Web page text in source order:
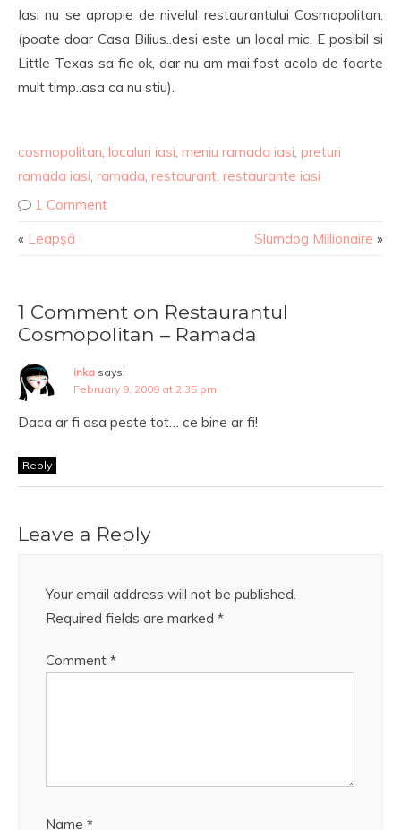
Iasi nu se apropie de nivelul restaurantului Cosmopolitan.
(poate doar Casa Bilius..desi este un local mic. E posibil si
Little Texas sa fie ok, dar nu am mai fost acolo de foarte
mult timp..asa ca nu stiu).
cosmopolitan, localuri iasi, meniu ramada iasi, preturi
ramada iasi, ramada, restaurant, restaurante iasi
1 Comment
« Leapşă Slumdog Millionaire »
1 Comment on Restaurantul
Cosmopolitan – Ramada
inka says:
February 9, 2009 at 2:35 pm
Daca ar fi asa peste tot… ce bine ar fi!
Reply
Leave a Reply
Your email address will not be published.
Required fields are marked *
Comment *
Name *